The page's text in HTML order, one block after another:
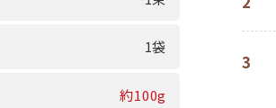
1袋
約100g
3